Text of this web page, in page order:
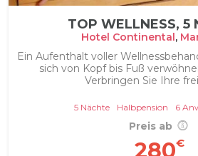
TOP WELLNESS, 5
Hotel Continental,
Ein Aufenthalt voller
sich von Kopf bis Fuß
Verbringen Sie Ihre
5 Nächte Halbpension 6
Preis ab
280€